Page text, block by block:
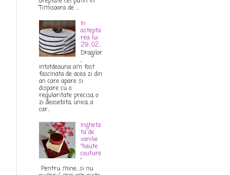
Timisoara de ...
In
astepta
rea lui
29...02...
Dragilor
,
intotdeauna am fost
fascinata de acea zi din
an care apare si
dispare cu o
regularitate precisa, o
zi deosebita, unica, a
car...
Ingheta
ta de
vanilie
"haute
couture
"
Pentru mine...si nu